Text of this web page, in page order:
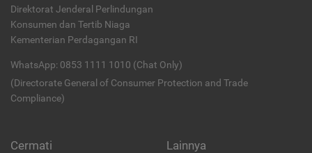
Direktorat Jenderal Perlindungan
Konsumen dan Tertib Niaga
Kementerian Perdagangan RI
WhatsApp: 0853 1111 1010 (Chat Only)
(Directorate General of Consumer Protection and Trade
Compliance)
Cermati Lainnya